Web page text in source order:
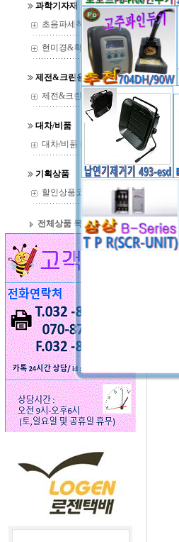
과학기자재
초음파세척기 (22)
현미경&확대경 (144)
제전&크린용품
제전&크린용품 (14)
대차/비품
대차/비품
기획상품
할인상품코너
전체상품 목록
본 상